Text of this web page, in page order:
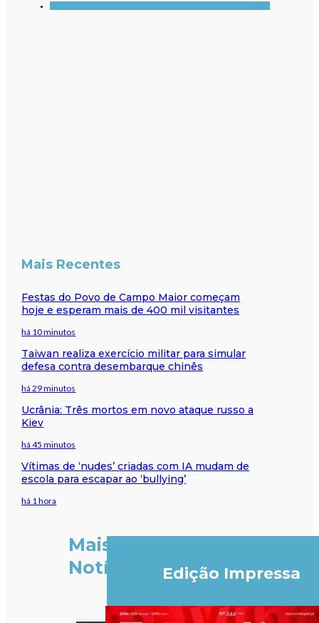
Mais Recentes
Festas do Povo de Campo Maior começam
hoje e esperam mais de 400 mil visitantes
há 10 minutos
Taiwan realiza exercício militar para simular
defesa contra desembarque chinês
há 29 minutos
Ucrânia: Três mortos em novo ataque russo a
Kiev
há 45 minutos
Vítimas de ‘nudes’ criadas com IA mudam de
escola para escapar ao ‘bullying’
há 1 hora
Mais
Notícias
Edição Impressa